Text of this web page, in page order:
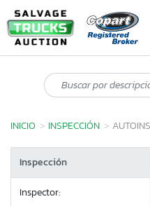
INICIO INSPECCIÓN
Inspección
Inspector: